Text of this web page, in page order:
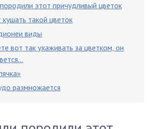
этот причудливый цветок
такой цветок
виды
вот так ухаживать за цветком, он
размножается